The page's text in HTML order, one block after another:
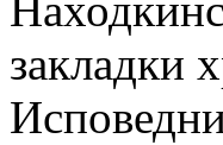
закладки